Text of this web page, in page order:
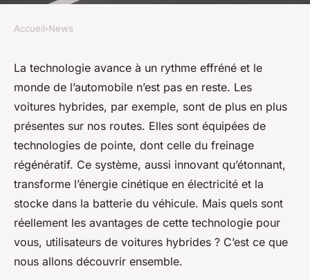
Quels sont les avantages des
technologies de freinage
régénératif pour les voitures
hybrides?
Valentin•4 octobre 2024•6 min de lecture
Accueil›News
La technologie avance à un rythme effréné et le
monde de l’automobile n’est pas en reste. Les
voitures hybrides, par exemple, sont de plus en plus
présentes sur nos routes. Elles sont équipées de
technologies de pointe, dont celle du freinage
régénératif. Ce système, aussi innovant qu’étonnant,
transforme l’énergie cinétique en électricité et la
stocke dans la batterie du véhicule. Mais quels sont
réellement les avantages de cette technologie pour
vous, utilisateurs de voitures hybrides ? C’est ce que
nous allons découvrir ensemble.